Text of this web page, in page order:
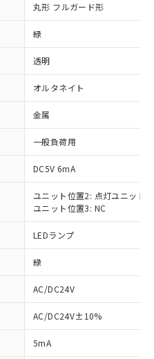
丸形 フルガード形
緑
透明
オルタネイト
金属
一般負荷用
DC5V 6mA
ユニット位置2: 点灯ユニット
ユニット位置3: NC
LEDランプ
緑
AC/DC24V
AC/DC24V±10%
5mA
指令（10物質）の